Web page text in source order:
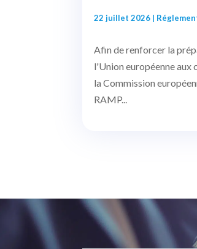
22 juillet 2026 |
Afin de renforcer la
l'Union européenne aux
la Commission
RAMP...